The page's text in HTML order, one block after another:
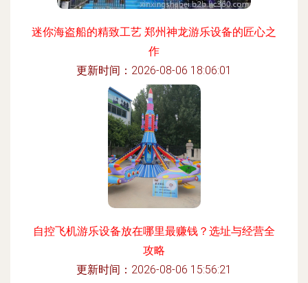
迷你海盗船的精致工艺 郑州神龙游乐设备的匠心之
作
更新时间：2026-08-06 18:06:01
自控飞机游乐设备放在哪里最赚钱？选址与经营全
攻略
更新时间：2026-08-06 15:56:21